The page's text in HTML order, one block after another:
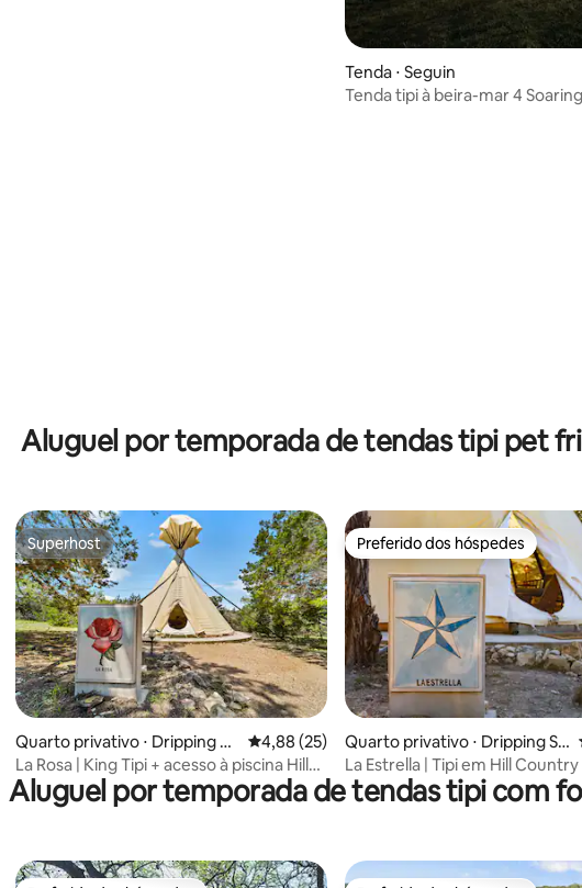
Tenda ⋅ Seguin
Tenda tipi à beira-mar 4
Aluguel por temporada de tendas tipi pet
avaliação média de 5, 15 avaliações
Superhost
Superhost
Quarto privativo ⋅ Dripping Sp
rings
4,88 de uma avaliação média de 5, 25
4,88 (25)
La Rosa | King Tipi + acesso à piscina Hill
Country
Preferido dos hóspedes
Preferido dos hóspedes
Quarto privativo ⋅ Dripping Sp
rings
La Estrella | Tipi em Hill
Friendly
Aluguel por temporada de tendas tipi com